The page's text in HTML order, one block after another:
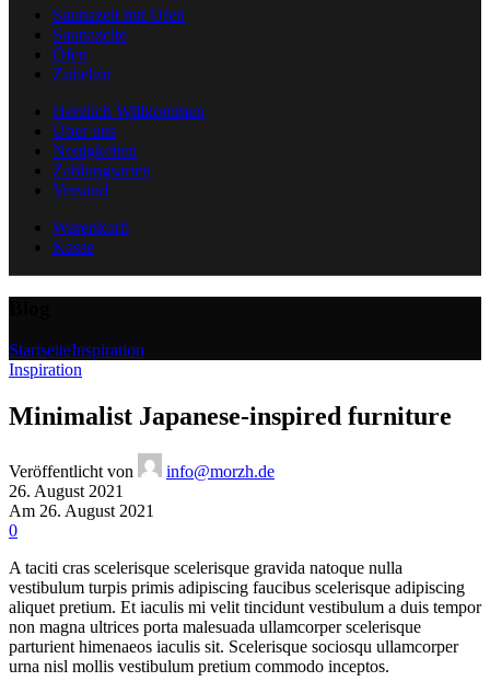
Saunazelt mit Ofen
Saunazelte
Öfen
Zubehör
Herzlich Willkommen
Über uns
Neuigkeiten
Zahlungsarten
Versand
Warenkorb
Kasse
StartseiteInspiration
Inspiration
Minimalist Japanese-inspired furniture
Veröffentlicht von
info@morzh.de
26. August 2021
Am 26. August 2021
0
A taciti cras scelerisque scelerisque gravida natoque nulla
vestibulum turpis primis adipiscing faucibus scelerisque adipiscing
aliquet pretium. Et iaculis mi velit tincidunt vestibulum a duis tempor
non magna ultrices porta malesuada ullamcorper scelerisque
parturient himenaeos iaculis sit. Scelerisque sociosqu ullamcorper
urna nisl mollis vestibulum pretium commodo inceptos.